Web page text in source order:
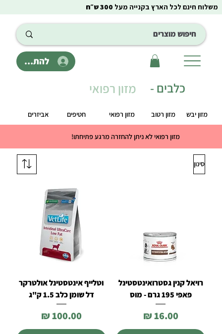
להתחבר
משלוח חינם לכל הארץ בקנייה מעל 300 ש״ח
מזון רפואי כלבים -
אביזרים חטיפים מזון רפואי מזון רטוב מזון יבש
מזון רפואי לא ניתן להחזרה מרגע פתיחתו!
סינון
רויאל קנין גסטרואינטסטינל
פאפי 195 גרם - מוס
מחיר
וטלייף אינטסטינל אולטרקר
דל שומן כלב 1.5 ק"ג
מחיר